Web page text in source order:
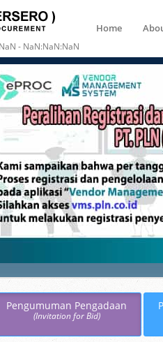
- NaN:NaN:NaN
Home
Pengumuman Pengadaan
(Invitation for Bid)